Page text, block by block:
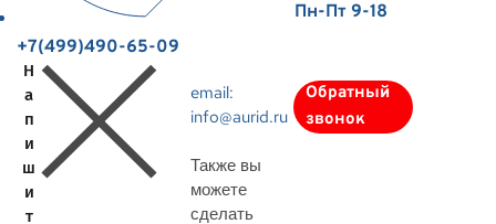
+7(499)490-65-09
Пн-Пт 9-18
Н
а
п
и
ш
и
т
email:
info@aurid.ru
Также вы
можете
сделать
Обратный
звонок